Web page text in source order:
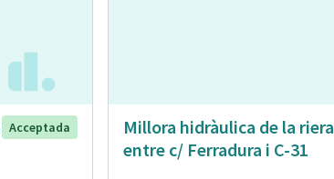
Acceptada
Millora hidràulica de la riera
entre c/ Ferradura i C-31